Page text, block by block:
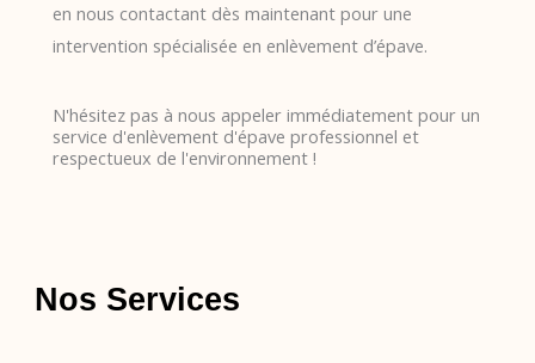
en nous contactant dès maintenant pour une
intervention spécialisée en enlèvement d’épave.
N'hésitez pas à nous appeler immédiatement pour un
service d'enlèvement d'épave professionnel et
respectueux de l'environnement !
Nos Services